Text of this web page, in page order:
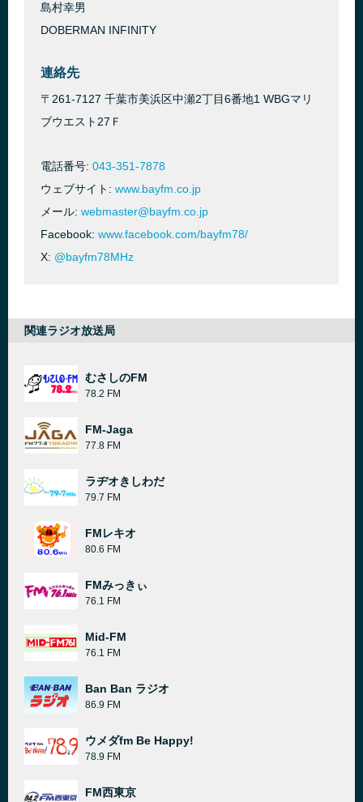
島村幸男
DOBERMAN INFINITY
連絡先
〒261-7127 千葉市美浜区中瀬2丁目6番地1 WBGマリ
ブウエスト27Ｆ
電話番号: 043-351-7878
ウェブサイト: www.bayfm.co.jp
メール: webmaster@bayfm.co.jp
Facebook: www.facebook.com/bayfm78/
X: @bayfm78MHz
関連ラジオ放送局
むさしのFM
78.2 FM
FM-Jaga
77.8 FM
ラヂオきしわだ
79.7 FM
FMレキオ
80.6 FM
FMみっきぃ
76.1 FM
Mid-FM
76.1 FM
Ban Ban ラジオ
86.9 FM
ウメダfm Be Happy!
78.9 FM
FM西東京